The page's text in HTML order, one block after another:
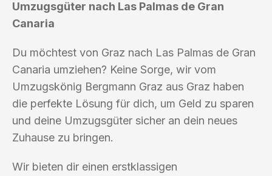
Umzugsgüter nach Las Palmas de Gran
Canaria
Du möchtest von Graz nach Las Palmas de Gran
Canaria umziehen? Keine Sorge, wir vom
Umzugskönig Bergmann Graz aus Graz haben
die perfekte Lösung für dich, um Geld zu sparen
und deine Umzugsgüter sicher an dein neues
Zuhause zu bringen.
Wir bieten dir einen erstklassigen